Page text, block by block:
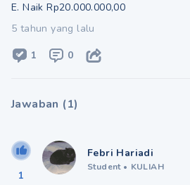
E. Naik Rp20.000.000,00
5 tahun yang lalu
1
0
Jawaban (1)
1
Febri Hariadi
Student • KULIAH